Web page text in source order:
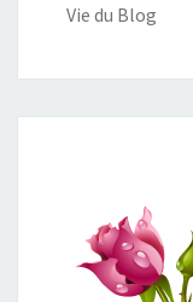
Vie du Blog